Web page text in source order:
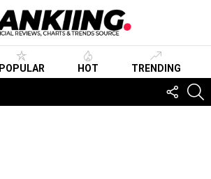
POPULAR HOT TRENDING
US